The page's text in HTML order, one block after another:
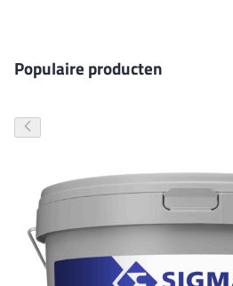
Populaire producten